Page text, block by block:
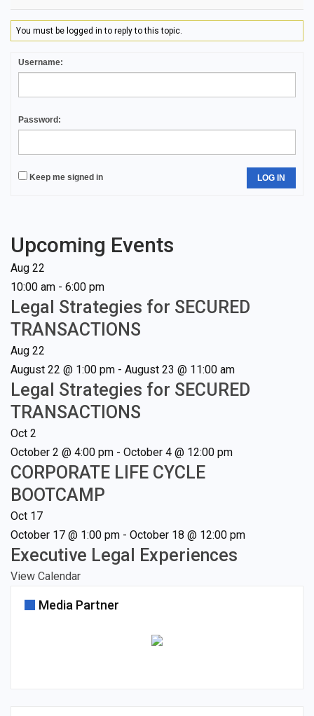
You must be logged in to reply to this topic.
Username:
Password:
Keep me signed in LOG IN
Upcoming Events
Aug 22
10:00 am - 6:00 pm
Legal Strategies for SECURED
TRANSACTIONS
Aug 22
August 22 @ 1:00 pm - August 23 @ 11:00 am
Legal Strategies for SECURED
TRANSACTIONS
Oct 2
October 2 @ 4:00 pm - October 4 @ 12:00 pm
CORPORATE LIFE CYCLE
BOOTCAMP
Oct 17
October 17 @ 1:00 pm - October 18 @ 12:00 pm
Executive Legal Experiences
View Calendar
Media Partner